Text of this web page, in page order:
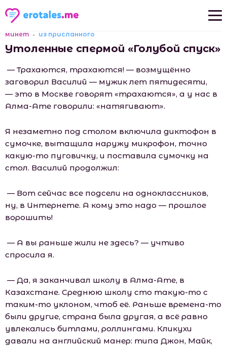
Новые рассказы
Популярные рассказы
минет из присланного
Утоленные спермой «Голубой спуск»
— Трахаются, трахаются! — возмущённо
заговорил Василий — мужик лет пятидесяти,
— это в Москве говорят «трахаются», а у нас в
Алма-Ате говорили: «натягивают».
Я незаметно под столом включила диктофон в
сумочке, вытащила наружу микрофон, точно
какую-то пуговичку, и поставила сумочку на
стол. Василий продолжил:
— Вот сейчас все подсели на одноклассников,
ну, в Интернете. А кому это надо — прошлое
ворошить!
— А вы раньше жили не здесь? — учтиво
спросила я.
— Да, я заканчивал шкoлу в Алма-Ате, в
Казахстане. Среднюю шкoлу сто такую-то с
таким-то уклоном, чтоб её. Раньше времена-то
были другие, страна была другая, а всё равно
увлекались битлами, роллингами. Кликухи
давали на английский манер: типа Джон, Майк,